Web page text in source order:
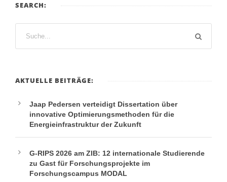
SEARCH:
AKTUELLE BEITRÄGE:
Jaap Pedersen verteidigt Dissertation über
innovative Optimierungsmethoden für die
Energieinfrastruktur der Zukunft
G-RIPS 2026 am ZIB: 12 internationale Studierende
zu Gast für Forschungsprojekte im
Forschungscampus MODAL